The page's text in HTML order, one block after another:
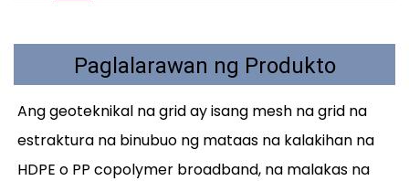
Paglalarawan ng Produkto
Ang geoteknikal na grid ay isang mesh na grid na
estraktura na binubuo ng mataas na kalakihan na
HDPE o PP copolymer broadband, na malakas na